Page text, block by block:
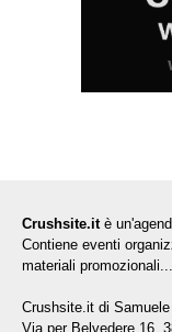
Crushsite.it è
Contiene eventi
materiali
Crushsite.it di
Via per Belvedere 16,